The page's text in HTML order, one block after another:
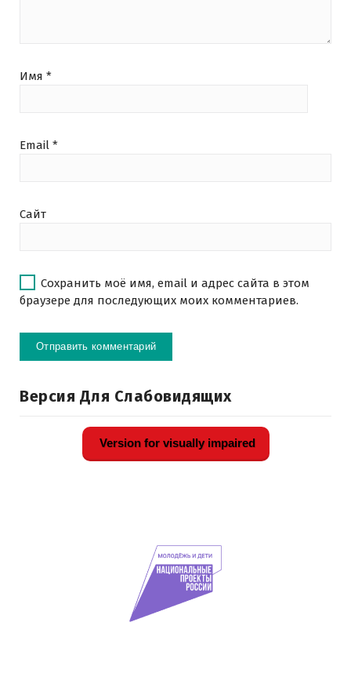
Имя *
Email *
Сайт
Сохранить моё имя, email и адрес сайта в этом
браузере для последующих моих комментариев.
Версия Для Слабовидящих
Version for visually impaired